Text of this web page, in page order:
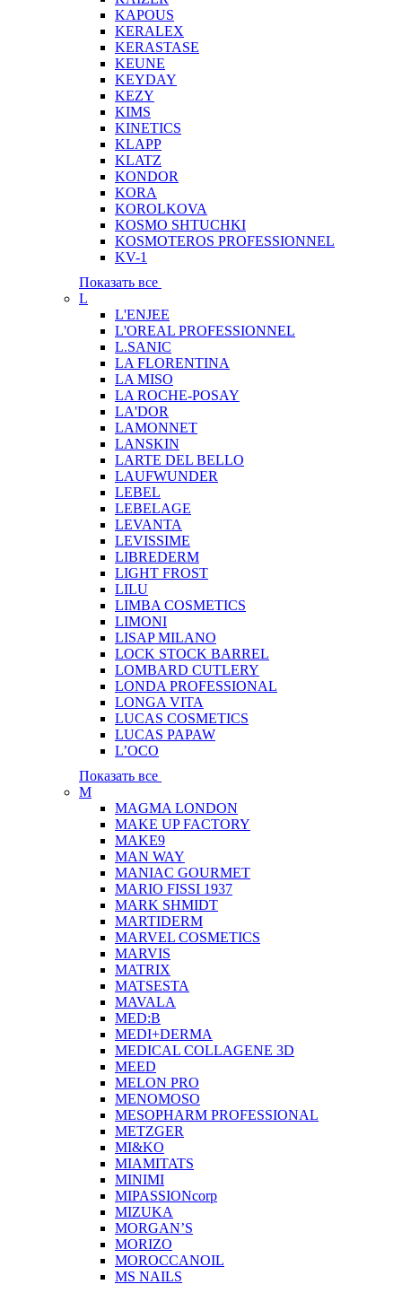
KAPOUS
KERALEX
KERASTASE
KEUNE
KEYDAY
KEZY
KIMS
KINETICS
KLAPP
KLATZ
KONDOR
KORA
KOROLKOVA
KOSMO SHTUCHKI
KOSMOTEROS PROFESSIONNEL
KV-1
Показать все
L
L'ENJEE
L'OREAL PROFESSIONNEL
L.SANIC
LA FLORENTINA
LA MISO
LA ROCHE-POSAY
LA'DOR
LAMONNET
LANSKIN
LARTE DEL BELLO
LAUFWUNDER
LEBEL
LEBELAGE
LEVANTA
LEVISSIME
LIBREDERM
LIGHT FROST
LILU
LIMBA COSMETICS
LIMONI
LISAP MILANO
LOCK STOCK BARREL
LOMBARD CUTLERY
LONDA PROFESSIONAL
LONGA VITA
LUCAS COSMETICS
LUCAS PAPAW
L’OCO
Показать все
M
MAGMA LONDON
MAKE UP FACTORY
MAKE9
MAN WAY
MANIAC GOURMET
MARIO FISSI 1937
MARK SHMIDT
MARTIDERM
MARVEL COSMETICS
MARVIS
MATRIX
MATSESTA
MAVALA
MED:B
MEDI+DERMA
MEDICAL COLLAGENE 3D
MEED
MELON PRO
MENOMOSO
MESOPHARM PROFESSIONAL
METZGER
MI&KO
MIAMITATS
MINIMI
MIPASSIONcorp
MIZUKA
MORGAN’S
MORIZO
MOROCCANOIL
MS NAILS